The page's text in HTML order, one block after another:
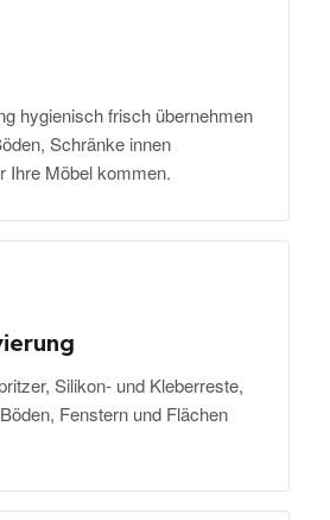
hygienisch frisch übernehmen
Schränke innen
Ihre Möbel kommen.
Silikon- und Kleberreste,
Fenstern und Flächen